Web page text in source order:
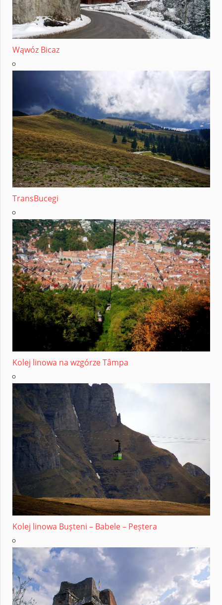
Wąwóz Bicaz
TransBucegi
Kolej linowa na wzgórze Tâmpa
Kolej linowa Bușteni – Babele – Peștera